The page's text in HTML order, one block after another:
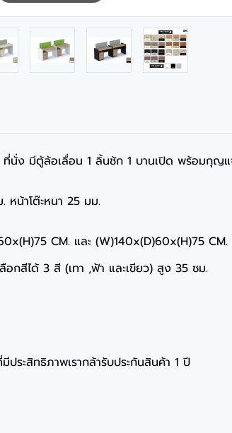
ที่นั่ง มีตู้ล้อเลื่อน 1 ลิ้นชัก 1 บานเปิด พร้อมกุญ
หน้าโต๊ะหนา 25 มม.
CM. และ (W)140x(D)60x(H)75 CM.
กสีได้ 3 สี (เทา ,ฟ้า และเขียว) สูง 35 ซม.
ประสิทธิภาพเรากล้ารับประกันสินค้า 1 ปี